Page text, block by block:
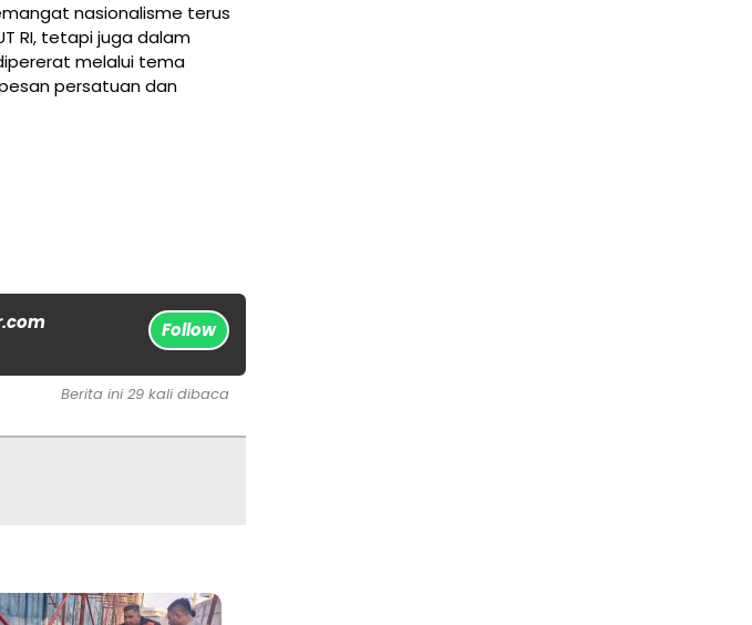
nasionalisme terus
RI, tetapi juga dalam
melalui tema
persatuan dan
Follow
Berita ini 29 kali dibaca